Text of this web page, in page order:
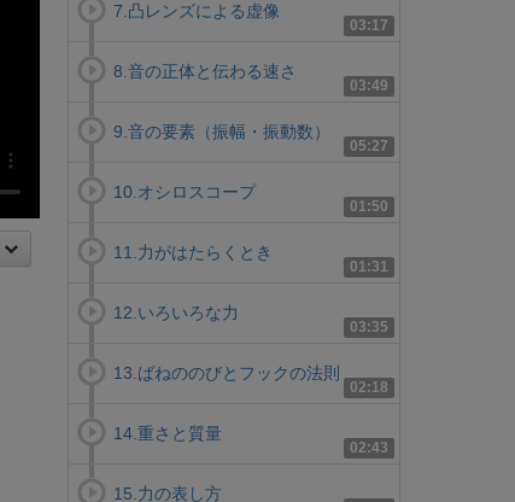
03:17
7.凸レンズによる虚像
03:49
8.音の正体と伝わる速さ
05:27
9.音の要素（振幅・振動数）
01:50
10.オシロスコープ
01:31
11.力がはたらくとき
03:35
12.いろいろな力
02:18
13.ばねののびとフックの法則
02:43
14.重さと質量
15.力の表し方